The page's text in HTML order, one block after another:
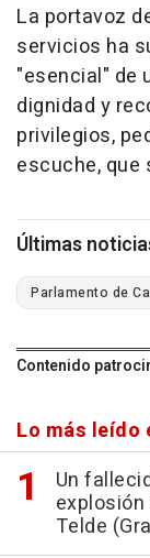
La portavoz
servicios ha
"esencial" de
dignidad y
privilegios,
escuche, que
Últimas
Parlamento de
Contenido
Lo más leído
Un
Telde